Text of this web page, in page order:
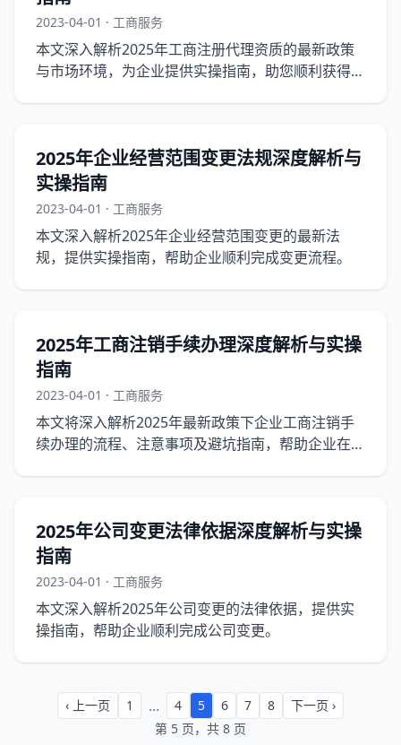
2023-04-01 · 工商服务
本文深入解析2025年工商注册代理资质的最新政策
与市场环境，为企业提供实操指南，助您顺利获得代
2025年企业经营范围变更法规深度解析与
实操指南
2023-04-01 · 工商服务
本文深入解析2025年企业经营范围变更的最新法
规，提供实操指南，帮助企业顺利完成变更流程。
2025年工商注销手续办理深度解析与实操
指南
2023-04-01 · 工商服务
本文将深入解析2025年最新政策下企业工商注销手
续办理的流程、注意事项及避坑指南，帮助企业在合
2025年公司变更法律依据深度解析与实操
指南
2023-04-01 · 工商服务
本文深入解析2025年公司变更的法律依据，提供实
操指南，帮助企业顺利完成公司变更。
‹ 上一页 1 ... 4 5 6 7 8
下一页 ›
第 5 页，共 8 页